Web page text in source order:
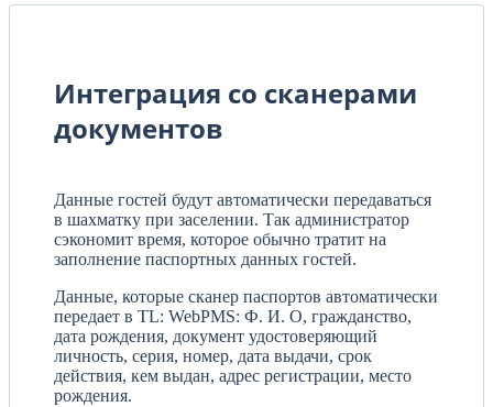
Интеграция со сканерами
документов
Данные гостей будут автоматически передаваться
в шахматку при заселении. Так администратор
сэкономит время, которое обычно тратит на
заполнение паспортных данных гостей.
Данные, которые сканер паспортов автоматически
передает в TL: WebPMS: Ф. И. О, гражданство,
дата рождения, документ удостоверяющий
личность, серия, номер, дата выдачи, срок
действия, кем выдан, адрес регистрации, место
рождения.